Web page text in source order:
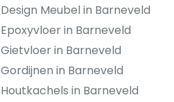
Design Meubel in Barneveld
Epoxyvloer in Barneveld
Gietvloer in Barneveld
Gordijnen in Barneveld
Houtkachels in Barneveld